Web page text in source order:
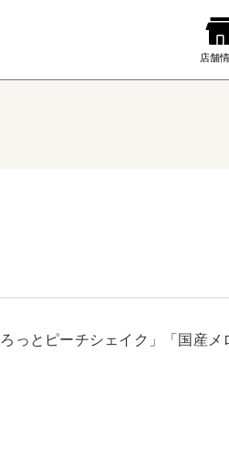
っとピーチシェイク」「国産メ